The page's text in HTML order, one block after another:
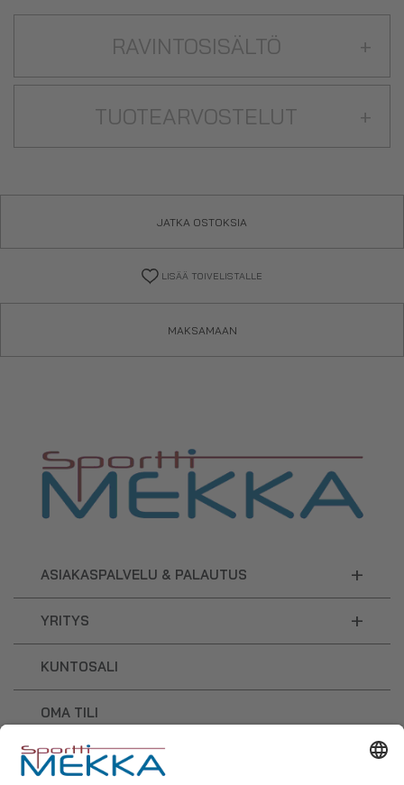
RAVINTOSISÄLTÖ +
TUOTEARVOSTELUT +
JATKA OSTOKSIA
LISÄÄ TOIVELISTALLE
MAKSAMAAN
ASIAKASPALVELU & PALAUTUS +
YRITYS +
KUNTOSALI
OMA TILI
OSTOSKORI